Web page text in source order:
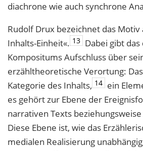
diachrone wie auch synchrone
Rudolf Drux bezeichnet das Motiv
Inhalts-Einheit«. 13 Dabei gibt
Kompositums Aufschluss über
erzähltheoretische Verortung:
Kategorie des Inhalts, 14 ein
es gehört zur Ebene der
narrativen Texts
Diese Ebene ist, wie das
medialen Realisierung